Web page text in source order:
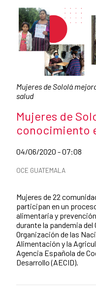
Caption:
Mujeres de Sololá
salud
News title
Mujeres de
conocimiento
Date of publication of
04/06/2020 - 07:08
News categories
OCE GUATEMALA
Mujeres de 22
participan en un
alimentaria y
durante la pandemia del
Organización de las
Alimentación y la
Agencia Española de
Desarrollo (AECID).